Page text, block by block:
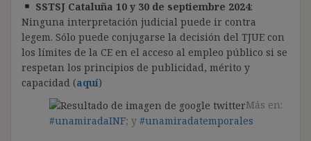
SSTSJ Cataluña 10 y 30 de septiembre 2024:
Ninguna interpretación judicial puede ir contra
legem. Sólo puede conjugarse la decisión del TJUE con
los límites de la CE en el acceso al empleo público si se
respetan los principios de publicidad, mérito y
capacidad (aquí)
Más en:
#unamiradaINF; y #unamiradatemporales